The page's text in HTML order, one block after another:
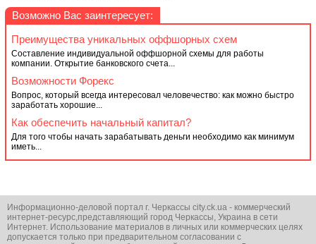
Возможно Вас заинтересует:
Преимущества уникальных оффшорных схем
Составление индивидуальной оффшорной схемы для работы
компании. Открытие банковского счета...
Возможности Форекс
Вопрос, который всегда интересовал человечество: как можно быстро
заработать хорошие...
Как обеспечить начальный капитал?
Для того чтобы начать зарабатывать деньги необходимо как минимум
иметь...
Информационно-деловой портал г. Черкассы city.ck.ua - коммерческий
интернет-ресурс,представляющий город Черкассы, Украина в сети
Интернет. Использование материалов в личных или коммерческих целях
допускается только при предварительном согласовании с